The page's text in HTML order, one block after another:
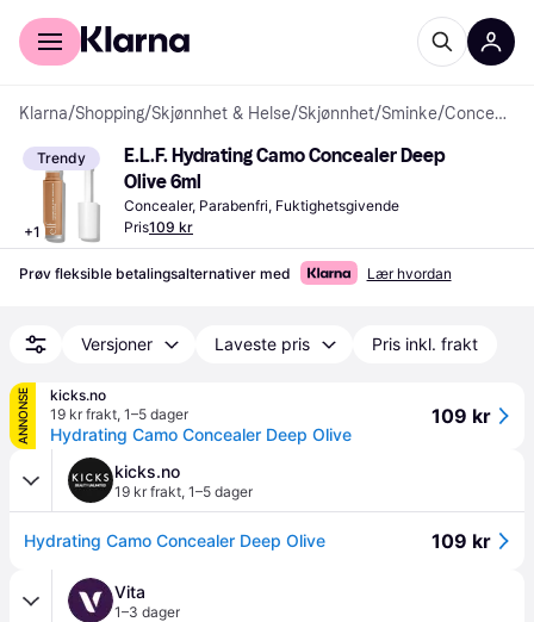
For kunder
Klarna/Shopping/Skjønnhet & Helse/Skjønnhet/Sminke/ Concealere
Trendy
+1
E.L.F. Hydrating Camo Concealer Deep
Olive 6ml
Concealer, Parabenfri, Fuktighetsgivende
Pris109 kr
Prøv fleksible betalingsalternativer med Lær hvordan
Versjoner Laveste pris Pris inkl. frakt
ANNONSE
kicks.no
19 kr frakt, 1–5 dager
Hydrating Camo Concealer Deep Olive
109 kr
kicks.no
19 kr frakt, 1–5 dager
Hydrating Camo Concealer Deep Olive 109 kr
Vita
1–3 dager